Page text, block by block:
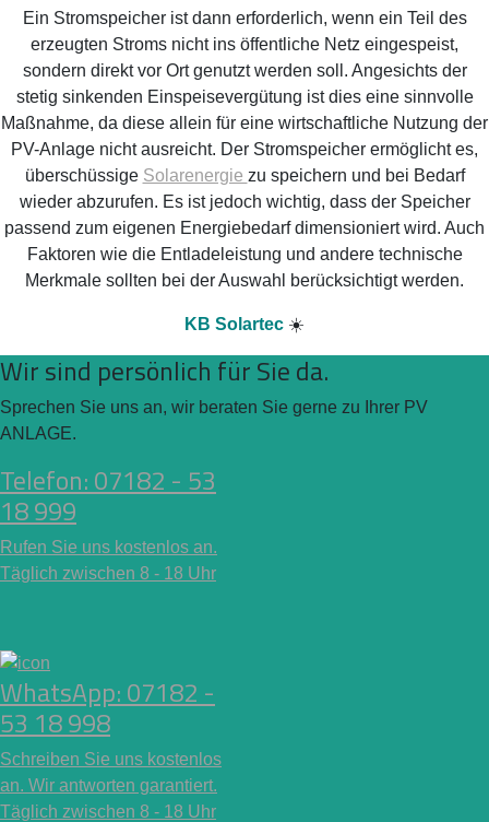
Ein Stromspeicher ist dann erforderlich, wenn ein Teil des
erzeugten Stroms nicht ins öffentliche Netz eingespeist,
sondern direkt vor Ort genutzt werden soll. Angesichts der
stetig sinkenden Einspeisevergütung ist dies eine sinnvolle
Maßnahme, da diese allein für eine wirtschaftliche Nutzung der
PV-Anlage nicht ausreicht. Der Stromspeicher ermöglicht es,
überschüssige Solarenergie zu speichern und bei Bedarf
wieder abzurufen. Es ist jedoch wichtig, dass der Speicher
passend zum eigenen Energiebedarf dimensioniert wird. Auch
Faktoren wie die Entladeleistung und andere technische
Merkmale sollten bei der Auswahl berücksichtigt werden.
KB Solartec ☀️
Wir sind persönlich für Sie da.
Sprechen Sie uns an, wir beraten Sie gerne zu Ihrer PV
ANLAGE.
Telefon: 07182 - 53
18 999
Rufen Sie uns kostenlos an.
Täglich zwischen 8 - 18 Uhr
WhatsApp: 07182 -
53 18 998
Schreiben Sie uns kostenlos
an. Wir antworten garantiert.
Täglich zwischen 8 - 18 Uhr